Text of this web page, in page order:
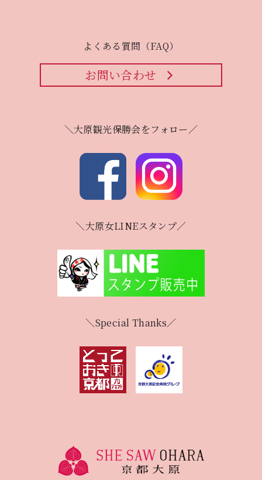
よくある質問（FAQ）
お問い合わせ
＼大原観光保勝会をフォロー／
＼大原女LINEスタンプ／
＼Special Thanks／